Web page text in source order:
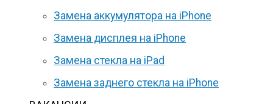
Замена аккумулятора на iPhone
Замена дисплея на iPhone
Замена стекла на iPad
Замена заднего стекла на iPhone